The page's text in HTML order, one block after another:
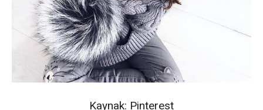
Kaynak: Pinterest